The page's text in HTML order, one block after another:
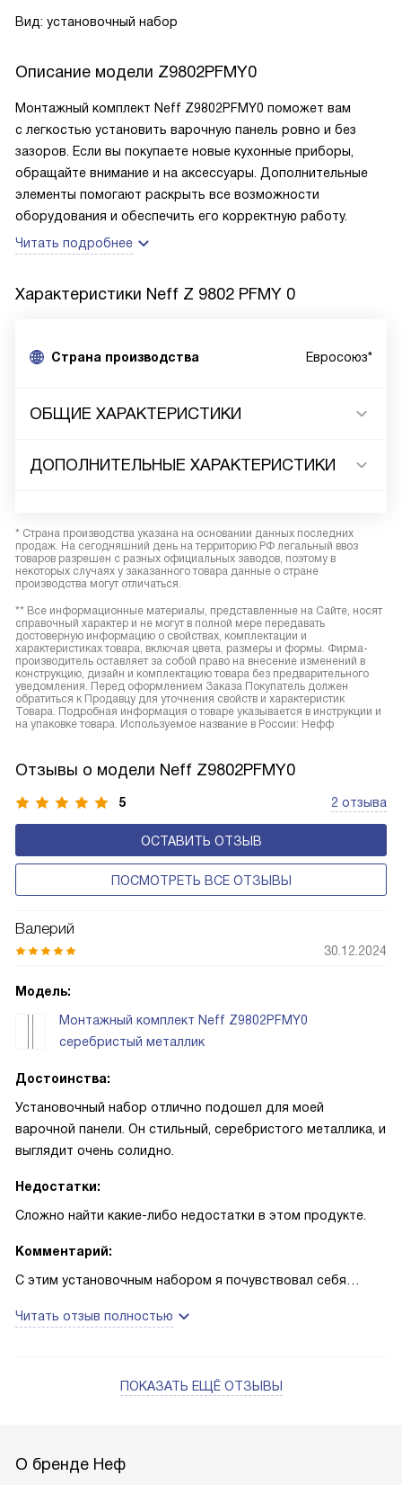
Вид: установочный набор
Описание модели Z9802PFMY0
Монтажный комплект Neff Z9802PFMY0 поможет вам
с легкостью установить варочную панель ровно и без
зазоров. Если вы покупаете новые кухонные приборы,
обращайте внимание и на аксессуары. Дополнительные
элементы помогают раскрыть все возможности
оборудования и обеспечить его корректную работу.
Читать подробнее
Характеристики Neff Z 9802 PFMY 0
Страна производства Евросоюз*
ОБЩИЕ ХАРАКТЕРИСТИКИ
ДОПОЛНИТЕЛЬНЫЕ ХАРАКТЕРИСТИКИ
* Страна производства указана на основании данных последних
продаж. На сегодняшний день на территорию РФ легальный ввоз
товаров разрешен с разных официальных заводов, поэтому в
некоторых случаях у заказанного товара данные о стране
производства могут отличаться.
** Все информационные материалы, представленные на Сайте, носят
справочный характер и не могут в полной мере передавать
достоверную информацию о свойствах, комплектации и
характеристиках товара, включая цвета, размеры и формы. Фирма-
производитель оставляет за собой право на внесение изменений в
конструкцию, дизайн и комплектацию товара без предварительного
уведомления. Перед оформлением Заказа Покупатель должен
обратиться к Продавцу для уточнения свойств и характеристик
Товара. Подробная информация о товаре указывается в инструкции и
на упаковке товара. Используемое название в России: Нефф
Отзывы о модели Neff Z9802PFMY0
5 2 отзыва
ОСТАВИТЬ ОТЗЫВ
ПОСМОТРЕТЬ ВСЕ ОТЗЫВЫ
Валерий
30.12.2024
Модель:
Монтажный комплект Neff Z9802PFMY0
серебристый металлик
Достоинства:
Установочный набор отлично подошел для моей
варочной панели. Он стильный, серебристого металлика, и
выглядит очень солидно.
Недостатки:
Сложно найти какие-либо недостатки в этом продукте.
Комментарий:
С этим установочным набором я почувствовал себя
готовке, и я люблю, когда все идеально подходит друг к
чувствую себя увереннее, и это добавляет удовольствия
Читать отзыв полностью
ПОКАЗАТЬ ЕЩЁ ОТЗЫВЫ
О бренде Неф